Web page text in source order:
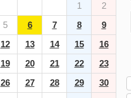
1
2
5 6 7 8
9
12 13 14 15
16
19 20 21 22
23
26 27 28 29
30